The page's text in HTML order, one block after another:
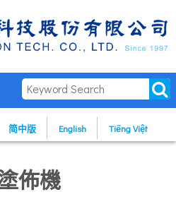
简中版 English Tiếng Việt
佈機